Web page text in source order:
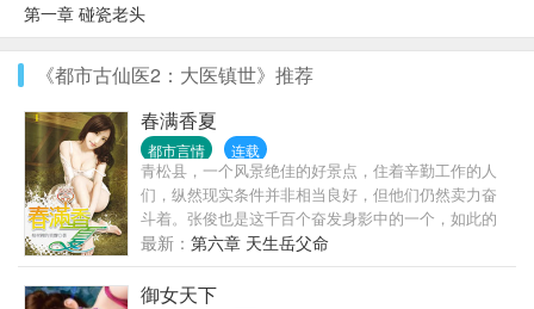
第一章 碰瓷老头
《都市古仙医2：大医镇世》推荐
春满香夏
都市言情 连载
青松县，一个风景绝佳的好景点，住着辛勤工作的人
们，纵然现实条件并非相当良好，但他们仍然卖力奋
斗着。张俊也是这千百个奋发身影中的一个，如此的
平凡，如果没有意外的话，张俊、叶子、莲婶一家人
应该会这样祥和、平静的过完这辈子，但现实让他们
走上另一条不同的路……
最新： 第六章 天生岳父命
御女天下